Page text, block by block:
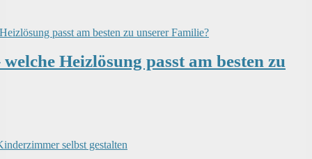
Heizlösung passt am besten zu